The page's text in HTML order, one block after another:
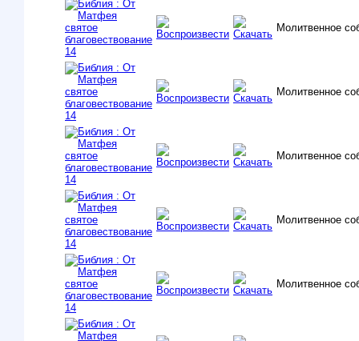
Молитвенное
Молитвенное
Молитвенное
Молитвенное
Молитвенное